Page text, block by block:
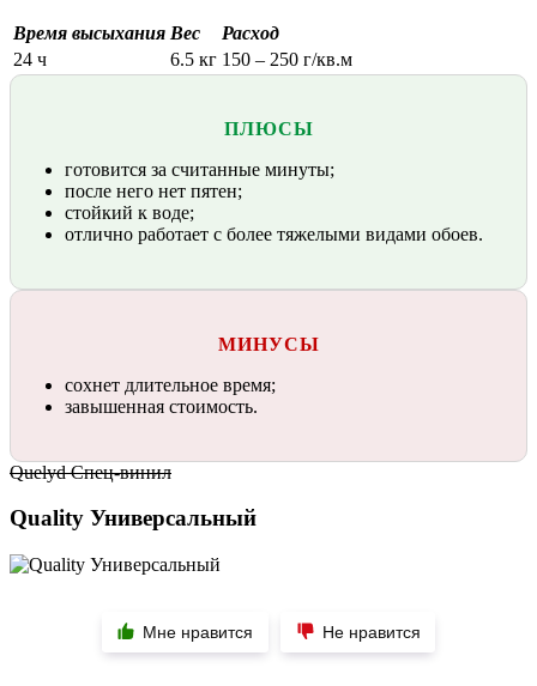
Время высыхания Вес
Расход
24 ч
6.5 кг 150 – 250 г/кв.м
ПЛЮСЫ
готовится за считанные минуты;
после него нет пятен;
стойкий к воде;
отлично работает с более тяжелыми видами обоев.
МИНУСЫ
сохнет длительное время;
завышенная стоимость.
Quelyd Спец-винил
Quality Универсальный
Мне нравится Не нравится